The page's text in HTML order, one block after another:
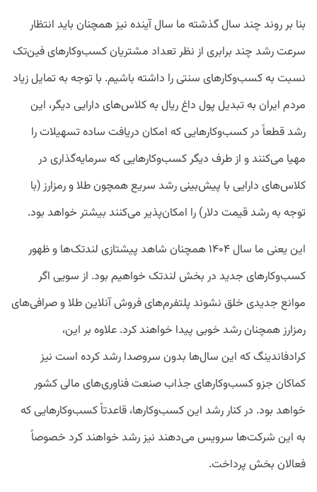
بنا بر روند چند سال گذشته ما سال آینده نیز همچنان باید انتظار
سرعت رشد چند برابری از نظر تعداد مشتریان کسب‌وکارهای فین‌تک
نسبت به کسب‌وکارهای سنتی را داشته باشیم. با توجه به تمایل زیاد
مردم ایران به تبدیل پول داغ ریال به کلاس‌های دارایی دیگر، این
رشد قطعاً در کسب‌وکارهایی که امکان دریافت ساده تسهیلات را
مهیا می‌کنند و از طرف دیگر کسب‌وکارهایی که سرمایه‌گذاری در
کلاس‌های دارایی با پیش‌بینی رشد سریع همچون طلا و رمزارز (با
توجه به رشد قیمت دلار) را امکان‌پذیر می‌کنند بیشتر خواهد بود.
این یعنی ما سال ۱۴۰۴ همچنان شاهد پیشتازی لندتک‌ها و ظهور
کسب‌وکارهای جدید در بخش لندتک خواهیم بود. از سویی اگر
موانع جدیدی خلق نشوند پلتفرم‌های فروش آنلاین طلا و صرافی‌های
رمزارز همچنان رشد خوبی پیدا خواهند کرد. علاوه بر این،
کرادفاندینگ که این سال‌ها بدون سروصدا رشد کرده است نیز
کماکان جزو کسب‌وکارهای جذاب صنعت فناوری‌های مالی کشور
خواهد بود. در کنار رشد این کسب‌وکارها، قاعدتاً کسب‌وکارهایی که
به این شرکت‌ها سرویس می‌دهند نیز رشد خواهند کرد خصوصاً
فعالان بخش پرداخت.